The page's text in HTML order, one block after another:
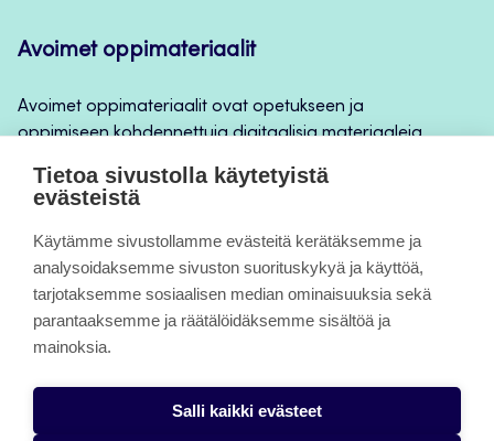
Avoimet oppimateriaalit
Avoimet oppimateriaalit ovat opetukseen ja
oppimiseen kohdennettuja digitaalisia materiaaleja,
opintojaksototeutuksilla, jatkuvan oppimisen ja
Tietoa sivuista
Evästeet
Saavutettavuusseloste
Tietosuojaseloste
Tietoa sivustolla käytetyistä
evästeistä
Käytämme sivustollamme evästeitä kerätäksemme ja
analysoidaksemme sivuston suorituskykyä ja käyttöä,
tarjotaksemme sosiaalisen median ominaisuuksia sekä
parantaaksemme ja räätälöidäksemme sisältöä ja
mainoksia.
Salli kaikki evästeet